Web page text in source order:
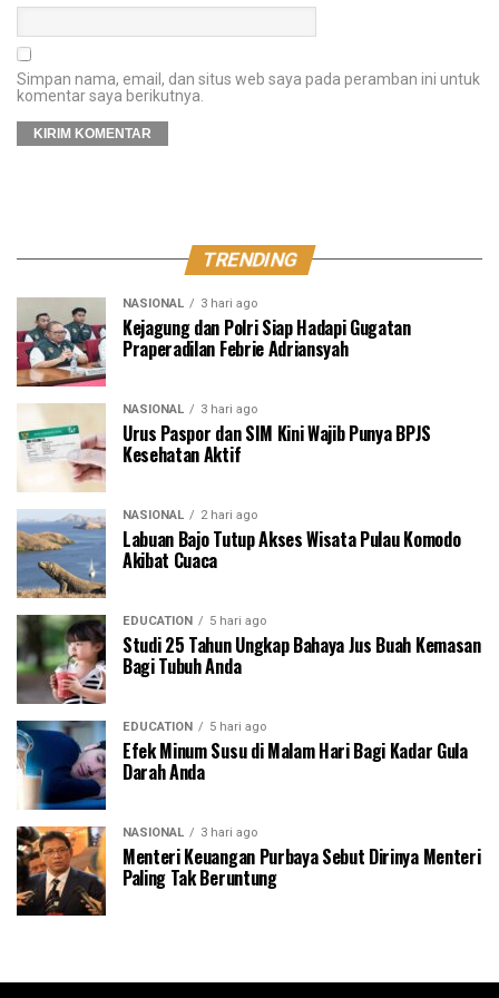
Simpan nama, email, dan situs web saya pada peramban ini untuk
komentar saya berikutnya.
TRENDING
NASIONAL 3 hari ago
Kejagung dan Polri Siap Hadapi Gugatan
Praperadilan Febrie Adriansyah
NASIONAL 3 hari ago
Urus Paspor dan SIM Kini Wajib Punya BPJS
Kesehatan Aktif
NASIONAL 2 hari ago
Labuan Bajo Tutup Akses Wisata Pulau Komodo
Akibat Cuaca
EDUCATION 5 hari ago
Studi 25 Tahun Ungkap Bahaya Jus Buah Kemasan
Bagi Tubuh Anda
EDUCATION 5 hari ago
Efek Minum Susu di Malam Hari Bagi Kadar Gula
Darah Anda
NASIONAL 3 hari ago
Menteri Keuangan Purbaya Sebut Dirinya Menteri
Paling Tak Beruntung